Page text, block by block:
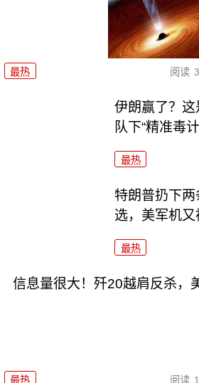
最热 阅读
伊朗赢了？
队下“精准毒
最热
特朗普扔下
选，美军机又
最热
信息量很大！歼20越肩反杀，
最热 阅读